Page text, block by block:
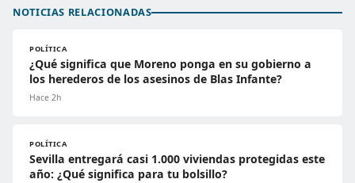
NOTICIAS RELACIONADAS
POLÍTICA
¿Qué significa que Moreno ponga en su gobierno a
los herederos de los asesinos de Blas Infante?
Hace 2h
POLÍTICA
Sevilla entregará casi 1.000 viviendas protegidas este
año: ¿Qué significa para tu bolsillo?